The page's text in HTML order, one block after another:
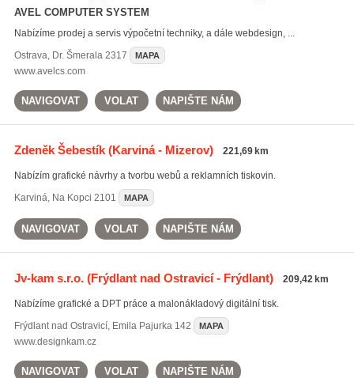
AVEL COMPUTER SYSTEM
Nabízíme prodej a servis výpočetní techniky, a dále webdesign, ...
Ostrava, Dr. Šmerala 2317 MAPA
www.avelcs.com
NAVIGOVAT VOLAT NAPIŠTE NÁM
Zdeněk Šebestík(Karviná - Mizerov) 221,69 km
Nabízím grafické návrhy a tvorbu webů a reklamních tiskovin.
Karviná, Na Kopci 2101 MAPA
NAVIGOVAT VOLAT NAPIŠTE NÁM
Jv-kam s.r.o.(Frýdlant nad Ostravicí - Frýdlant) 209,42 km
Nabízíme grafické a DPT práce a malonákladový digitální tisk.
Frýdlant nad Ostravicí, Emila Pajurka 142 MAPA
www.designkam.cz
NAVIGOVAT VOLAT NAPIŠTE NÁM